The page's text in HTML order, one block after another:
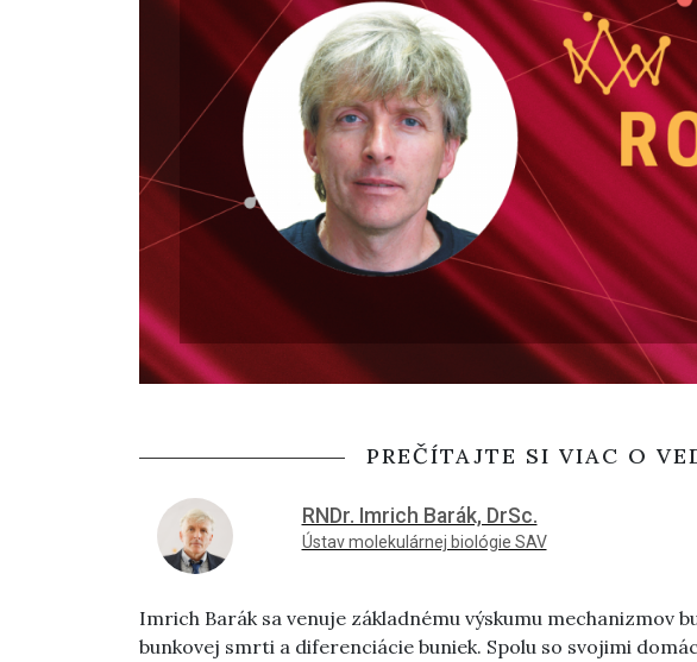
PREČÍTAJTE SI VIAC O
RNDr. Imrich Barák, DrSc.
Ústav molekulárnej biológie SAV
Imrich Barák sa venuje základnému výskumu mechanizmov
bunkovej smrti a diferenciácie buniek. Spolu so svojimi